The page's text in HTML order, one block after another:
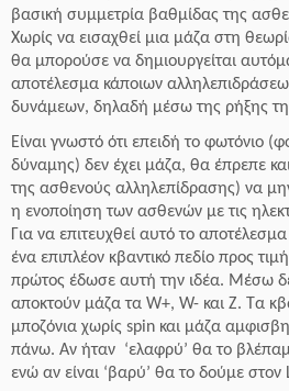
βασική συμμετρία βαθμίδας της
Χωρίς να εισαχθεί μια μάζα στη
θα μπορούσε να δημιουργείται
αποτέλεσμα κάποιων
δυνάμεων, δηλαδή μέσω της ρήξης
Είναι γνωστό ότι επειδή το φωτόνιο
δύναμης) δεν έχει μάζα, θα έπρεπε
της ασθενούς αλληλεπίδρασης) να
η ενοποίηση των ασθενών με τις
Για να επιτευχθεί αυτό το
ένα επιπλέον κβαντικό πεδίο προς
πρώτος έδωσε αυτή την ιδέα. Μέσω
αποκτούν μάζα τα W+, W- και Z. Τα
μποζόνια χωρίς spin και μάζα
πάνω. Αν ήταν ‘ελαφρύ’ θα το
ενώ αν είναι ‘βαρύ’ θα το δούμε στον